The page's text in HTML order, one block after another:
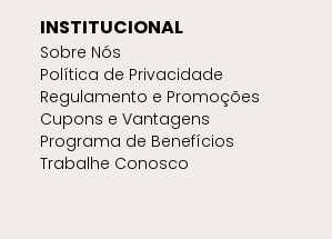
INSTITUCIONAL
Sobre Nós
Política de Privacidade
Regulamento e Promoções
Cupons e Vantagens
Programa de Benefícios
Trabalhe Conosco